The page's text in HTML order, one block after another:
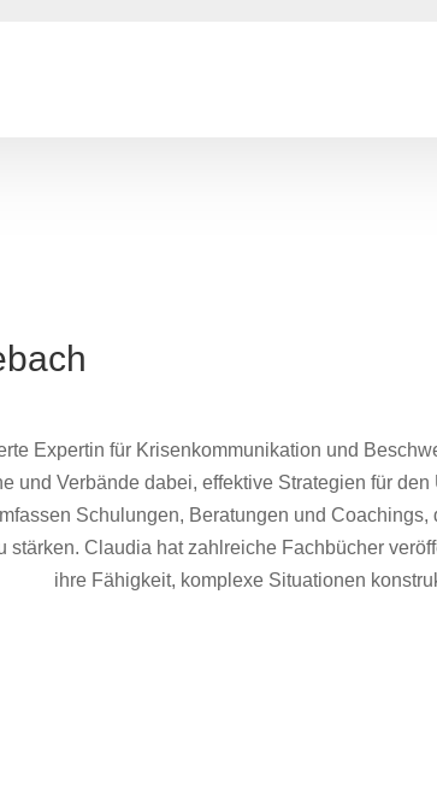
Expertin für Krisenkommunikation und
und Verbände dabei, effektive Strategien für
Schulungen, Beratungen und
Claudia hat zahlreiche Fachbücher
ihre Fähigkeit, komplexe Situationen